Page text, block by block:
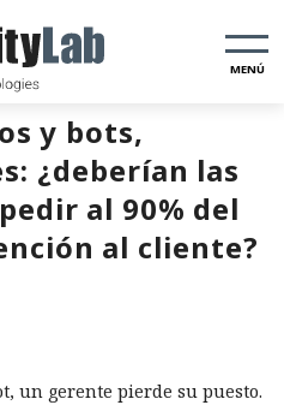
MENÚ
y bots,
¿deberían las
al 90% del
al cliente?
un gerente pierde su puesto.